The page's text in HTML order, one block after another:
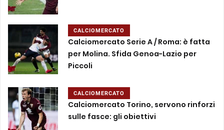
CALCIOMERCATO
Calciomercato Serie A / Roma: è fatta
per Molina. Sfida Genoa-Lazio per
Piccoli
CALCIOMERCATO
Calciomercato Torino, servono rinforzi
sulle fasce: gli obiettivi